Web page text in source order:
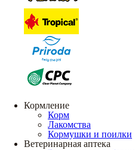
Кормление
Корм
Лакомства
Кормушки и поилки
Ветеринарная аптека